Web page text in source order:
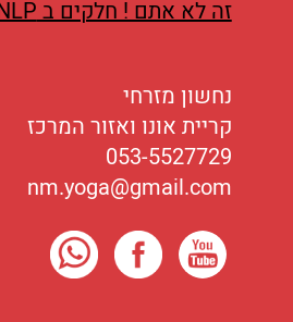
זה לא אתם ! חלקים ב NLP
נחשון מזרחי
קריית אונו ואזור המרכז
053-5527729
nm.yoga@gmail.com